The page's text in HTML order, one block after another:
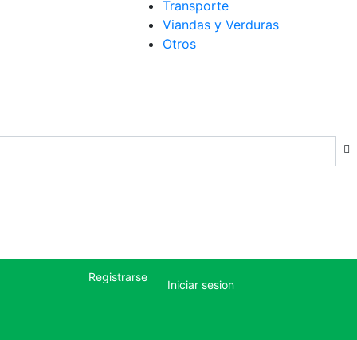
Transporte
Viandas y Verduras
Otros
Registrarse
Iniciar sesion